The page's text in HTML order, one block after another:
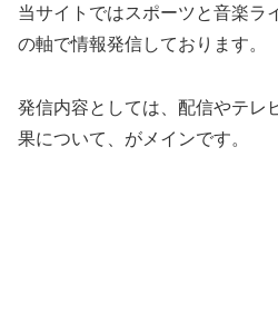
当サイトではスポーツと音楽ラ
の軸で情報発信しております。
発信内容としては、配信やテレ
果について、がメインです。